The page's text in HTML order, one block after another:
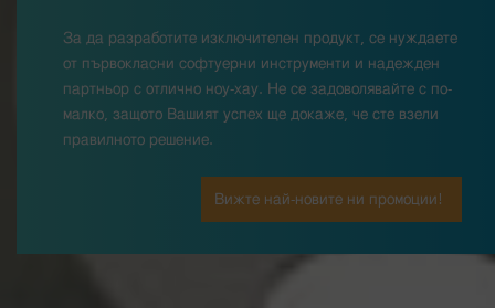
За да разработите изключителен продукт, се нуждаете
от първокласни софтуерни инструменти и надежден
партньор с отлично ноу-хау. Не се задоволявайте с по-
малко, защото Вашият успех ще докаже, че сте взели
правилното решение.
Вижте най-новите ни промоции!